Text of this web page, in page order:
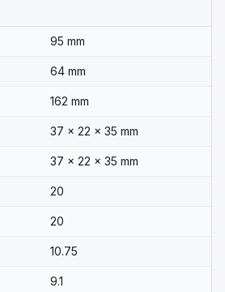
95 mm
64 mm
162 mm
37 x 22 x 35 mm
37 x 22 x 35 mm
20
20
10.75
9.1